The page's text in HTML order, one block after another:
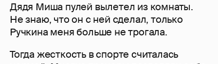
Дядя Миша пулей вылетел из комнаты.
Не знаю, что он с ней сделал, только
Ручкина меня больше не трогала.
Тогда жесткость в спорте считалась